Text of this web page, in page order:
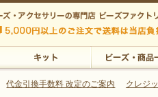
ツ・金具など・アクセサリーの専門店
代金引換手数料 改定のご案内 クレジ